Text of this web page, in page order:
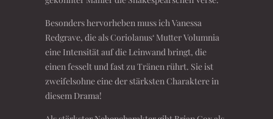
Besonders hervorheben muss ich Vanessa
Redgrave, die als Coriolanus‘ Mutter Volumnia
eine Intensität auf die Leinwand bringt, die
einen fesselt und fast zu Tränen rührt. Sie ist
zweifelsohne eine der stärksten Charaktere in
diesem Drama!